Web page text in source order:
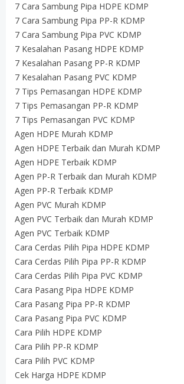
7 Cara Sambung Pipa HDPE KDMP
7 Cara Sambung Pipa PP-R KDMP
7 Cara Sambung Pipa PVC KDMP
7 Kesalahan Pasang HDPE KDMP
7 Kesalahan Pasang PP-R KDMP
7 Kesalahan Pasang PVC KDMP
7 Tips Pemasangan HDPE KDMP
7 Tips Pemasangan PP-R KDMP
7 Tips Pemasangan PVC KDMP
Agen HDPE Murah KDMP
Agen HDPE Terbaik dan Murah KDMP
Agen HDPE Terbaik KDMP
Agen PP-R Terbaik dan Murah KDMP
Agen PP-R Terbaik KDMP
Agen PVC Murah KDMP
Agen PVC Terbaik dan Murah KDMP
Agen PVC Terbaik KDMP
Cara Cerdas Pilih Pipa HDPE KDMP
Cara Cerdas Pilih Pipa PP-R KDMP
Cara Cerdas Pilih Pipa PVC KDMP
Cara Pasang Pipa HDPE KDMP
Cara Pasang Pipa PP-R KDMP
Cara Pasang Pipa PVC KDMP
Cara Pilih HDPE KDMP
Cara Pilih PP-R KDMP
Cara Pilih PVC KDMP
Cek Harga HDPE KDMP